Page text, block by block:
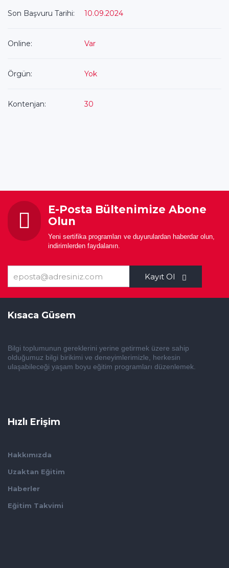
Son Başvuru Tarihi: 10.09.2024
Online: Var
Örgün: Yok
Kontenjan: 30
E-Posta Bültenimize Abone
Olun
Yeni sertifika programları ve duyurulardan haberdar olun,
indirimlerden faydalanın.
Kayıt Ol
Kısaca Güsem
Bilgi toplumunun gereklerini yerine getirmek üzere sahip
olduğumuz bilgi birikimi ve deneyimlerimizle, herkesin
ulaşabileceği yaşam boyu eğitim programları düzenlemek.
Hızlı Erişim
Hakkımızda
Uzaktan Eğitim
Haberler
Eğitim Takvimi